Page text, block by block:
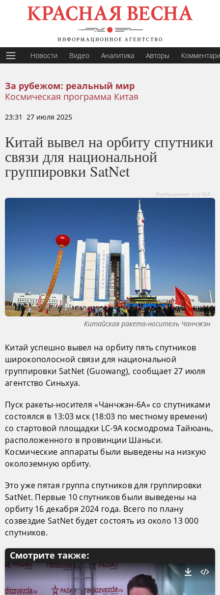
Новости Видео Аналитика Авторы
За рубежом: реальный мир
Космическая программа Китая
23:31 27 июля 2025
Китай вывел на орбиту спутники
связи для национальной
группировки SatNet
Изображение: (cc) DLR
Китайская ракета-носитель Чанчжэн
Китай успешно вывел на орбиту пять спутников
широкополосной связи для национальной
группировки SatNet (Guowang), сообщает 27 июля
агентство Синьхуа.
Пуск ракеты-носителя «Чанчжэн-6А» со спутниками
состоялся в 13:03 мск (18:03 по местному времени)
со стартовой площадки LC-9A космодрома Тайюань,
расположенного в провинции Шаньси.
Космические аппараты были выведены на низкую
околоземную орбиту.
Это уже пятая группа спутников для группировки
SatNet. Первые 10 спутников были выведены на
орбиту 16 декабря 2024 года. Всего по плану
созвездие SatNet будет состоять из около 13 000
спутников.
Смотрите также: